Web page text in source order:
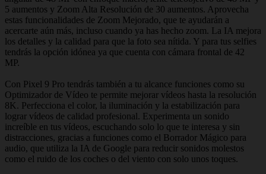
5 aumentos y Zoom Alta Resolución de 30 aumentos. Aprovecha
estas funcionalidades de Zoom Mejorado, que te ayudarán a
acercarte aún más, incluso cuando ya has hecho zoom. La IA mejora
los detalles y la calidad para que la foto sea nítida. Y para tus selfies
tendrás la opción idónea ya que cuenta con cámara frontal de 42
MP.
Con Pixel 9 Pro tendrás también a tu alcance funciones como su
Optimizador de Vídeo te permite mejorar vídeos hasta la resolución
8K. Perfecciona el color, la iluminación y la estabilización para
lograr vídeos de calidad profesional. Experimenta un sonido
increíble en tus vídeos, escuchando solo lo que te interesa y sin
distracciones, gracias a funciones como el Borrador Mágico para
audio, que utiliza la IA de Google para reducir sonidos molestos
como el ruido de los coches o del viento con solo unos toques.